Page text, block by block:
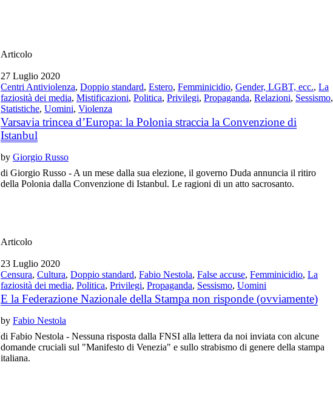
Articolo
27 Luglio 2020
Centri Antiviolenza,Doppio standard,Estero,Femminicidio,Gender, LGBT, ecc.,La
faziosità dei media,Mistificazioni,Politica,Privilegi,Propaganda,Relazioni, Sessismo,
Statistiche,Uomini,Violenza
Varsavia trincea d’Europa: la Polonia straccia la Convenzione di
Istanbul
byGiorgio Russo
di Giorgio Russo - A un mese dalla sua elezione, il governo Duda annuncia il ritiro
della Polonia dalla Convenzione di Istanbul. Le ragioni di un atto sacrosanto.
Articolo
23 Luglio 2020
Censura,Cultura,Doppio standard,Fabio Nestola,False accuse,Femminicidio,La
faziosità dei media,Politica,Privilegi,Propaganda, Sessismo,Uomini
E la Federazione Nazionale della Stampa non risponde (ovviamente)
byFabio Nestola
di Fabio Nestola - Nessuna risposta dalla FNSI alla lettera da noi inviata con alcune
domande cruciali sul "Manifesto di Venezia" e sullo strabismo di genere della stampa
italiana.